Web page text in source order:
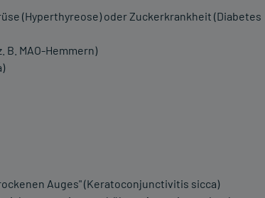
(Hyperthyreose) oder Zuckerkrankheit (Diabetes
MAO-Hemmern)
Auges" (Keratoconjunctivitis sicca)